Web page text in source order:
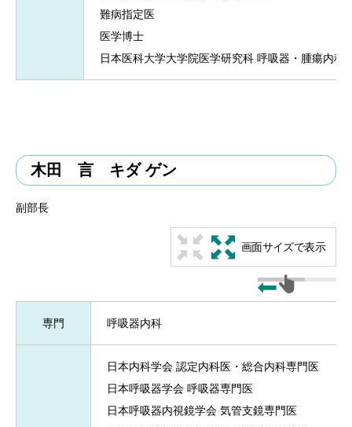
難病指定医
医学博士
日本医科大学大学院医学研究科 呼吸器・腫瘍内科
木田 言 キダ ゲン
副部長
画面サイズで表示
専門 呼吸器内科
日本内科学会 認定内科医・総合内科専門医
日本呼吸器学会 呼吸器専門医
日本呼吸器内視鏡学会 気管支鏡専門医